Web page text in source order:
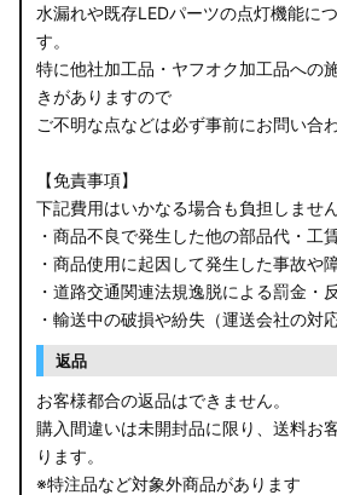
水漏れや既存LEDパーツの点灯機能に
す。
特に他社加工品・ヤフオク加工品への
きがありますので
ご不明な点などは必ず事前にお問い合
【免責事項】
下記費用はいかなる場合も負担しません
・商品不良で発生した他の部品代・工
・商品使用に起因して発生した事故や
・道路交通関連法規逸脱による罰金・
・輸送中の破損や紛失（運送会社の対
返品
お客様都合の返品はできません。
購入間違いは未開封品に限り、送料お
ります。
※特注品など対象外商品があります